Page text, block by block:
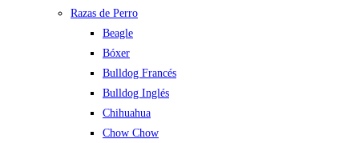
Razas de Perro
Beagle
Bóxer
Bulldog Francés
Bulldog Inglés
Chihuahua
Chow Chow